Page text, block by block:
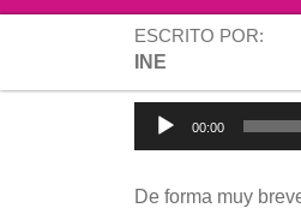
ESCRITO POR:
INE
Reproductor
de
00:00
De forma muy